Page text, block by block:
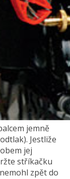
jemně
Jestliže
jej
stříkačku
zpět do